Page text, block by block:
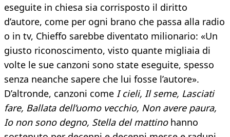
eseguite in chiesa sia corrisposto il diritto
d’autore, come per ogni brano che passa alla radio
o in tv, Chieffo sarebbe diventato milionario: «Un
giusto riconoscimento, visto quante migliaia di
volte le sue canzoni sono state eseguite, spesso
senza neanche sapere che lui fosse l’autore».
D’altronde, canzoni come I cieli, Il seme, Lasciati
fare, Ballata dell’uomo vecchio, Non avere paura,
Io non sono degno, Stella del mattinohanno